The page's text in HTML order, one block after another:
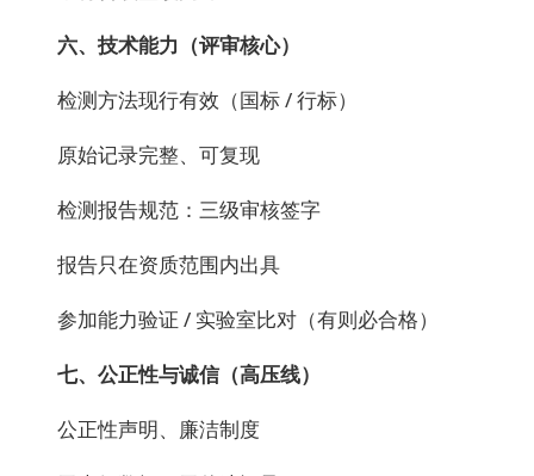
六、技术能力（评审核心）
检测方法现行有效（国标 / 行标）
原始记录完整、可复现
检测报告规范：三级审核签字
报告只在资质范围内出具
参加能力验证 / 实验室比对（有则必合格）
七、公正性与诚信（高压线）
公正性声明、廉洁制度